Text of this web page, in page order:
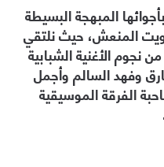
المبهجة البسيطة
المنعش، حيث نلتقي
مع اثنين من نجوم الأغنية الشبابية
وفهد السالم وأجمل
الفرقة الموسيقية